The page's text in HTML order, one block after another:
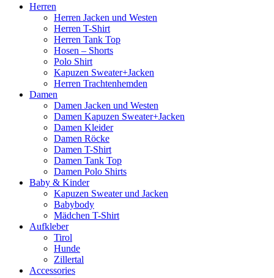
Herren
Herren Jacken und Westen
Herren T-Shirt
Herren Tank Top
Hosen – Shorts
Polo Shirt
Kapuzen Sweater+Jacken
Herren Trachtenhemden
Damen
Damen Jacken und Westen
Damen Kapuzen Sweater+Jacken
Damen Kleider
Damen Röcke
Damen T-Shirt
Damen Tank Top
Damen Polo Shirts
Baby & Kinder
Kapuzen Sweater und Jacken
Babybody
Mädchen T-Shirt
Aufkleber
Tirol
Hunde
Zillertal
Accessories